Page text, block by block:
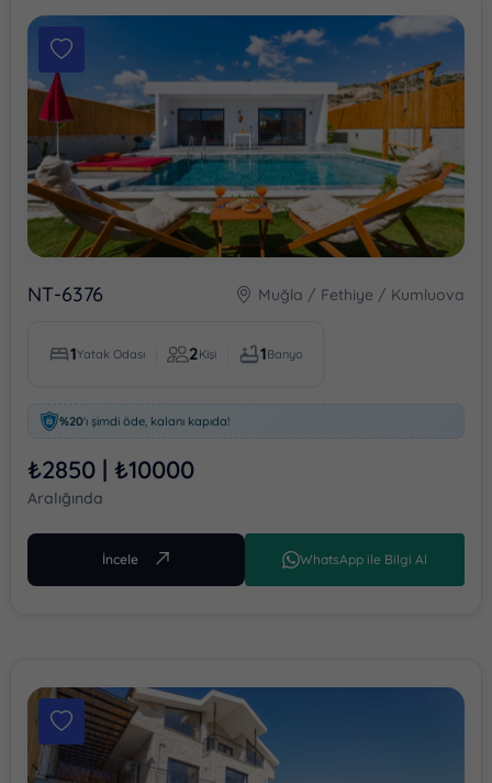
BÖLGELER
Antalya
Bezirgan
Kördere
Patara
Sarıbelen
Devamını Gör
Kapasite
En Az En Fazla
Sonuçları Göster
NT-6376 Muğla / Fethiye / Kumluova
1Yatak Odası 2Kişi 1Banyo
%20'ı şimdi öde, kalanı kapıda!
₺2850 | ₺10000
Aralığında
İncele WhatsApp ile Bilgi Al